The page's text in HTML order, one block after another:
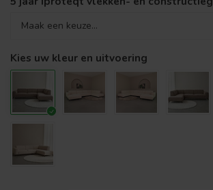
Kies uw kleur en uitvoering